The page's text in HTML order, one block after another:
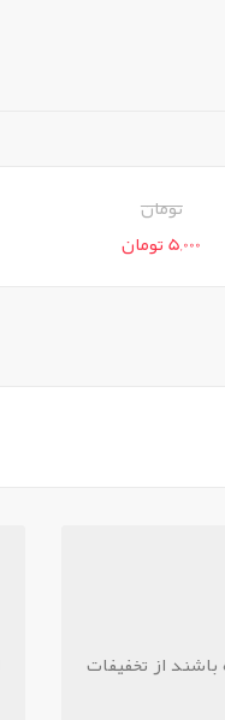
تومان
5,000 تومان
از تخفيفات